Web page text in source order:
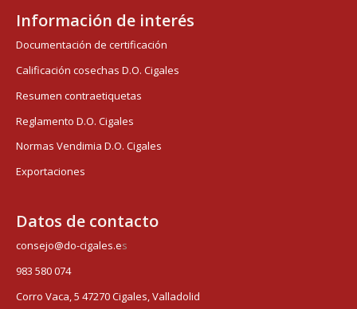
Información de interés
Documentación de certificación
Calificación cosechas D.O. Cigales
Resumen contraetiquetas
Reglamento D.O. Cigales
Normas Vendimia D.O. Cigales
Exportaciones
Datos de contacto
consejo@do-cigales.es
983 580 074
Corro Vaca, 5 47270 Cigales, Valladolid